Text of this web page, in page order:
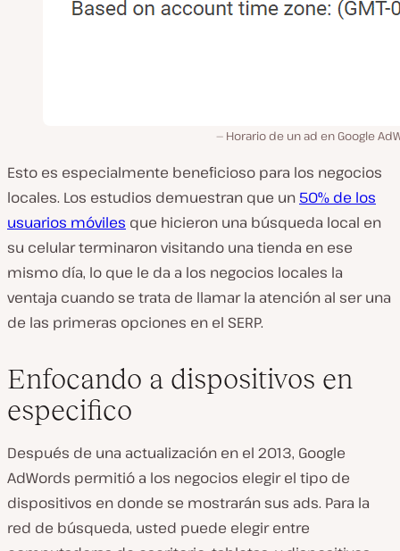
Horario de un ad en Google
Esto es especialmente beneficioso para los negocios
locales. Los estudios demuestran que un 50% de los
usuarios móviles que hicieron una búsqueda local en
su celular terminaron visitando una tienda en ese
mismo día, lo que le da a los negocios locales la
ventaja cuando se trata de llamar la atención al ser una
de las primeras opciones en el SERP.
Enfocando a dispositivos en
especifico
Después de una actualización en el 2013, Google
AdWords permitió a los negocios elegir el tipo de
dispositivos en donde se mostrarán sus ads. Para la
red de búsqueda, usted puede elegir entre